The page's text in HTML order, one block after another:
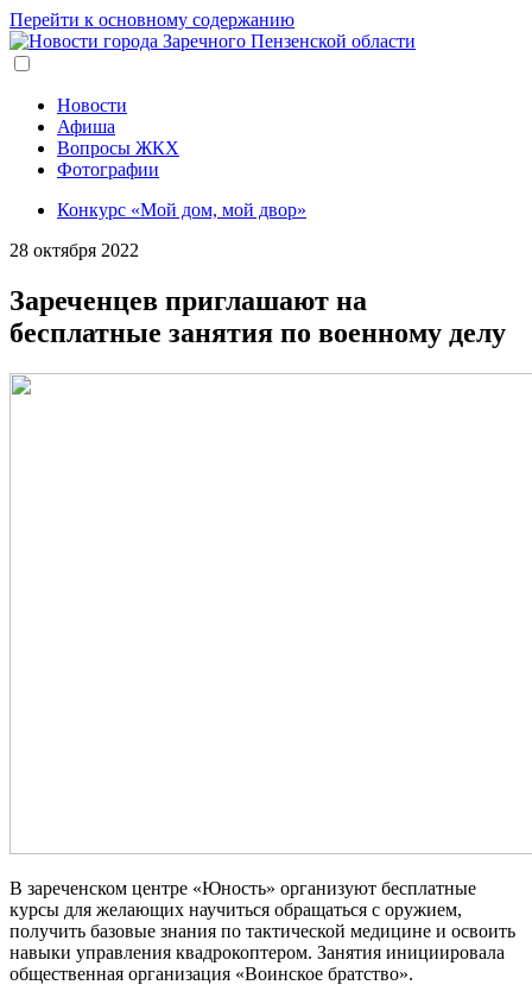
Перейти к основному содержанию
Новости
Афиша
Вопросы ЖКХ
Фотографии
Конкурс «Мой дом, мой двор»
28 октября 2022
Зареченцев приглашают на
бесплатные занятия по военному делу
В зареченском центре «Юность» организуют бесплатные
курсы для желающих научиться обращаться с оружием,
получить базовые знания по тактической медицине и освоить
навыки управления квадрокоптером. Занятия инициировала
общественная организация «Воинское братство».